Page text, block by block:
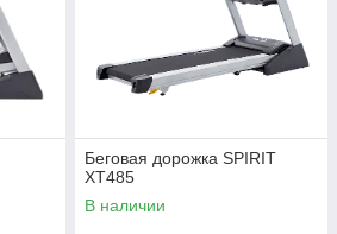
Беговая дорожка SPIRIT
XT485
В наличии